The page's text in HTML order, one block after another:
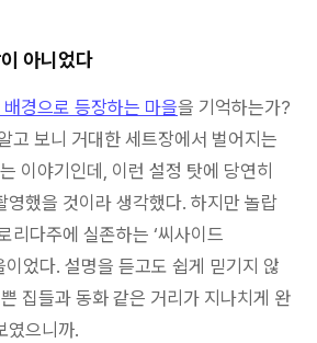
아니었다
경으로 등장하는 마을을 기억하는가?
고 보니 거대한 세트장에서 벌어지는
이야기인데, 이런 설정 탓에 당연히
영했을 것이라 생각했다. 하지만 놀랍
리다주에 실존하는 ‘씨사이드
었다. 설명을 듣고도 쉽게 믿기지 않
집들과 동화 같은 거리가 지나치게 완
였으니까.